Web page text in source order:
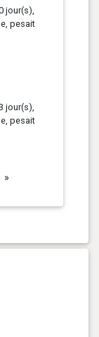
jour(s),
pesait
jour(s),
pesait
»